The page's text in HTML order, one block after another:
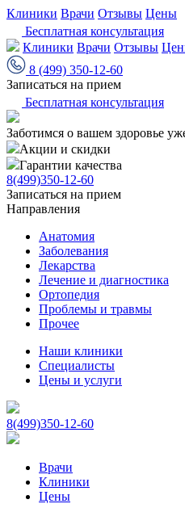
Клиники Врачи Отзывы Цены
Бесплатная консультация
Клиники Врачи Отзывы
8 (499) 350-12-60
Записаться на прием
Бесплатная консультация
Заботимся о вашем здоровье
Акции и скидки
Гарантии качества
8(499)350-12-60
Записаться на прием
Направления
Анатомия
Заболевания
Лекарства
Лечение и диагностика
Ортопедия
Проблемы и травмы
Прочее
Наши клиники
Специалисты
Цены и услуги
8(499)350-12-60
Врачи
Клиники
Цены